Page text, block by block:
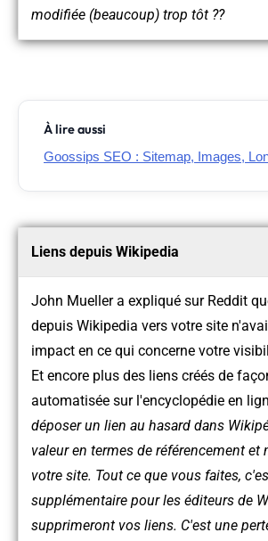
modifiée (beaucoup) trop tôt ??
À lire aussi
Goossips SEO : Sitemap, Images,
Liens depuis Wikipedia
John Mueller a expliqué sur Reddit
depuis Wikipedia vers votre site
impact en ce qui concerne votre
Et encore plus des liens créés de
automatisée sur l'encyclopédie en
déposer un lien au hasard dans
valeur en termes de référencement et
votre site. Tout ce que vous faites,
supplémentaire pour les éditeurs de
supprimeront vos liens. C'est une